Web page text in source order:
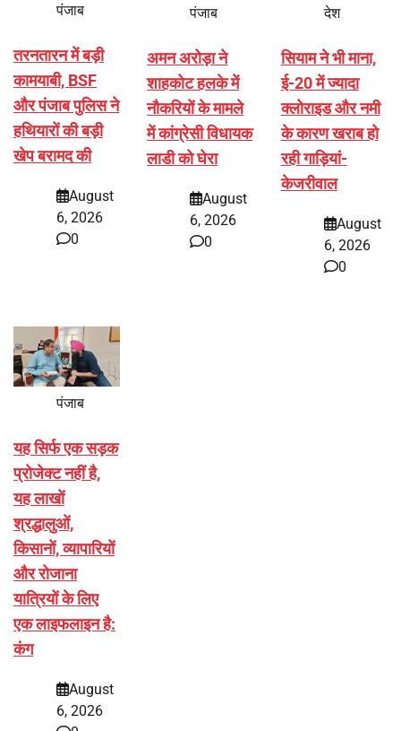
पंजाब
तरनतारन में बड़ी
कामयाबी, BSF
और पंजाब पुलिस ने
हथियारों की बड़ी
खेप बरामद की
August
6, 2026
0
पंजाब
अमन अरोड़ा ने
शाहकोट हलके में
नौकरियों के मामले
में कांग्रेसी विधायक
लाडी को घेरा
August
6, 2026
0
देश
सियाम ने भी माना,
ई-20 में ज्यादा
क्लोराइड और नमी
के कारण खराब हो
रही गाड़ियां-
केजरीवाल
August
6, 2026
0
पंजाब
यह सिर्फ एक सड़क
प्रोजेक्ट नहीं है,
यह लाखों
श्रद्धालुओं,
किसानों, व्यापारियों
और रोजाना
यात्रियों के लिए
एक लाइफलाइन है:
कंग
August
6, 2026